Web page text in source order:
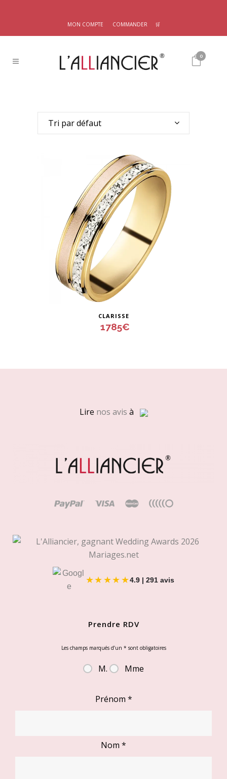
MON COMPTE COMMANDER 🛒
0
Tri par défaut
CLARISSE
1785€
Lire nos avis à
★★★★★4.9 | 291 avis
Prendre RDV
Les champs marqués d’un * sont obligatoires
M. Mme
Prénom *
Nom *